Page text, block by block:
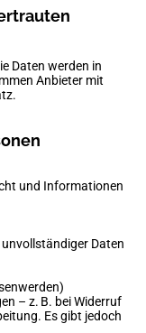
Daten werden in
Anbieter mit
und Informationen
Daten
– z. B. bei Widerruf
Es gibt jedoch